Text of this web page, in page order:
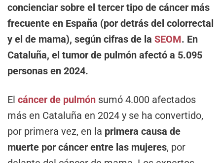
concienciar sobre el tercer tipo de cáncer más
frecuente en España (por detrás del colorrectal
y el de mama), según cifras de la SEOM. En
Cataluña, el tumor de pulmón afectó a 5.095
personas en 2024.
El cáncer de pulmón sumó 4.000 afectados
más en Cataluña en 2024 y se ha convertido,
por primera vez, en la primera causa de
muerte por cáncer entre las mujeres, por